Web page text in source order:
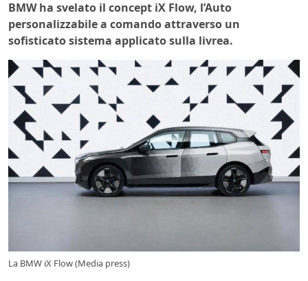
BMW ha svelato il concept iX Flow, l’Auto
personalizzabile a comando attraverso un
sofisticato sistema applicato sulla livrea.
La BMW iX Flow (Media press)